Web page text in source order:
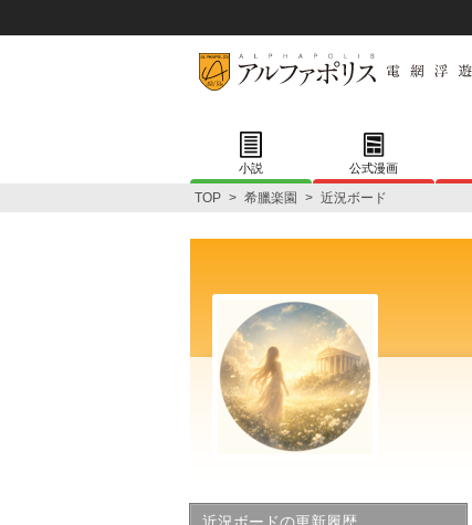
小説 公式漫画
TOP > 希臘楽園 > 近況ボード